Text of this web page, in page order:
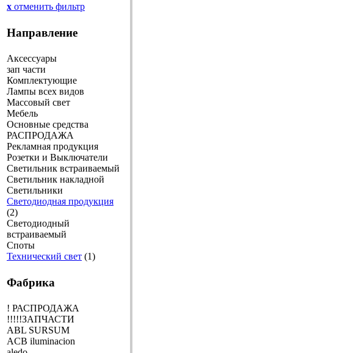
x отменить фильтр
Направление
Аксессуары
зап части
Комплектующие
Лампы всех видов
Массовый свет
Мебель
Основные средства
РАСПРОДАЖА
Рекламная продукция
Розетки и Выключатели
Светильник встраиваемый
Светильник накладной
Светильники
Светодиодная продукция
(2)
Светодиодный
встраиваемый
Споты
Технический свет (1)
Фабрика
! РАСПРОДАЖА
!!!!!ЗАПЧАСТИ
ABL SURSUM
ACB iluminacion